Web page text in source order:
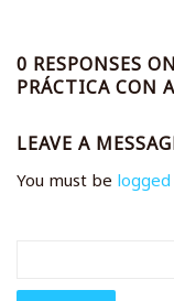
0 RESPONSES
PRÁCTICA CON
LEAVE A
You must be logged